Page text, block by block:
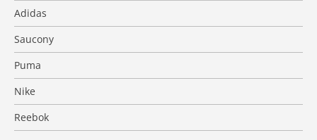
Adidas
Saucony
Puma
Nike
Reebok